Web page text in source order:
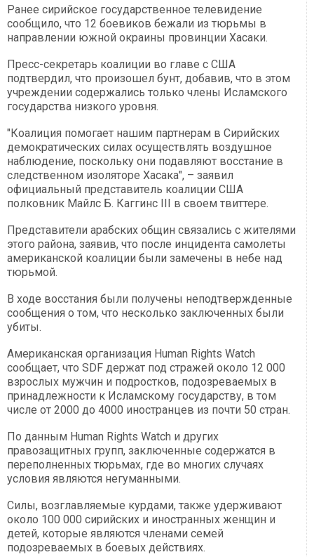
Ранее сирийское государственное телевидение
сообщило, что 12 боевиков бежали из тюрьмы в
направлении южной окраины провинции Хасаки.
Пресс-секретарь коалиции во главе с США
подтвердил, что произошел бунт, добавив, что в этом
учреждении содержались только члены Исламского
государства низкого уровня.
"Коалиция помогает нашим партнерам в Сирийских
демократических силах осуществлять воздушное
наблюдение, поскольку они подавляют восстание в
следственном изоляторе Хасака", – заявил
официальный представитель коалиции США
полковник Майлс Б. Каггинс III в своем твиттере.
Представители арабских общин связались с жителями
этого района, заявив, что после инцидента самолеты
американской коалиции были замечены в небе над
тюрьмой.
В ходе восстания были получены неподтвержденные
сообщения о том, что несколько заключенных были
убиты.
Американская организация Human Rights Watch
сообщает, что SDF держат под стражей около 12 000
взрослых мужчин и подростков, подозреваемых в
принадлежности к Исламскому государству, в том
числе от 2000 до 4000 иностранцев из почти 50 стран.
По данным Human Rights Watch и других
правозащитных групп, заключенные содержатся в
переполненных тюрьмах, где во многих случаях
условия являются негуманными.
Силы, возглавляемые курдами, также удерживают
около 100 000 сирийских и иностранных женщин и
детей, которые являются членами семей
подозреваемых в боевых действиях.